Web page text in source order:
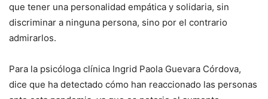
que tener una personalidad empática y solidaria, sin
discriminar a ninguna persona, sino por el contrario
admirarlos.
Para la psicóloga clínica Ingrid Paola Guevara Córdova,
dice que ha detectado cómo han reaccionado las personas